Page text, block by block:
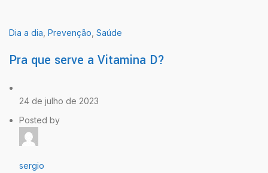
Dia a dia Prevenção Saúde
Pra que serve a Vitamina D?
24 de julho de 2023
Posted by
sergio